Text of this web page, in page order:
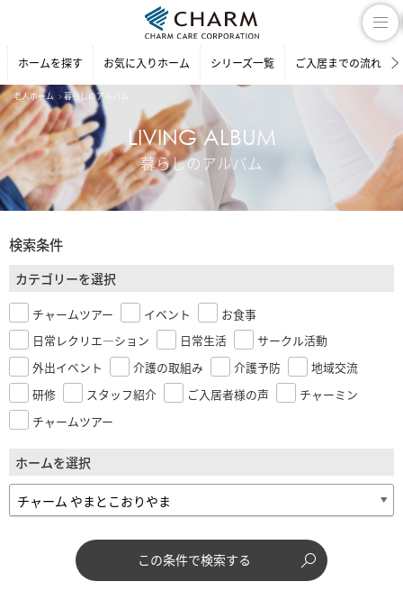
ホームを探す お気に入りホーム シリーズ一覧 ご入居までの流れ
老人ホーム 暮らしのアルバム
LIVING ALBUM
暮らしのアルバム
検索条件
カテゴリーを選択
チャームツアー イベント
お食事
日常レクリエ―ション
日常生活
サークル活動
外出イベント
介護の取組み 介護予防
地域交流
研修
スタッフ紹介 ご入居者様の声
チャーミン
チャームツアー
ホームを選択
この条件で検索する